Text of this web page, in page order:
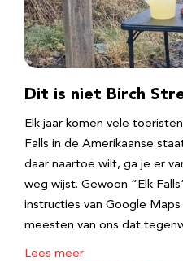
Dit is niet Birch
Elk jaar komen vele
Falls in de Amerikaanse
daar naartoe wilt, ga je er
weg wijst. Gewoon “Elk
instructies van Google
meesten van ons dat
Lees meer